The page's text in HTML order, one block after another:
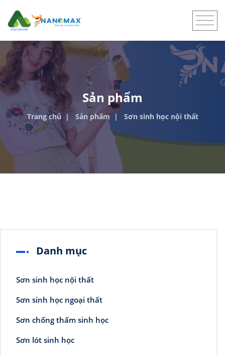
Sản phẩm
Trang chủ Sản phẩm Sơn sinh học nội thất
Danh mục
Sơn sinh học nội thất
Sơn sinh học ngoại thất
Sơn chống thấm sinh học
Sơn lót sinh học